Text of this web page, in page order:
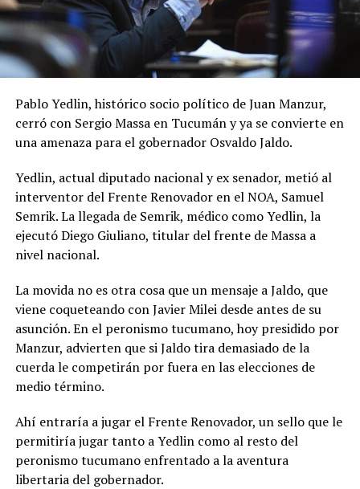
Pablo Yedlin, histórico socio político de Juan Manzur,
cerró con Sergio Massa en Tucumán y ya se convierte en
una amenaza para el gobernador Osvaldo Jaldo.
Yedlin, actual diputado nacional y ex senador, metió al
interventor del Frente Renovador en el NOA, Samuel
Semrik. La llegada de Semrik, médico como Yedlin, la
ejecutó Diego Giuliano, titular del frente de Massa a
nivel nacional.
La movida no es otra cosa que un mensaje a Jaldo, que
viene coqueteando con Javier Milei desde antes de su
asunción. En el peronismo tucumano, hoy presidido por
Manzur, advierten que si Jaldo tira demasiado de la
cuerda le competirán por fuera en las elecciones de
medio término.
Ahí entraría a jugar el Frente Renovador, un sello que le
permitiría jugar tanto a Yedlin como al resto del
peronismo tucumano enfrentado a la aventura
libertaria del gobernador.